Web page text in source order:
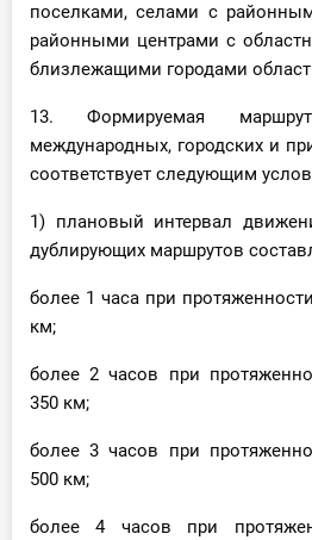
поселками, селами с
районными центрами с
близлежащими городами
13. Формируемая
международных, городских и
соответствует следующим
1) плановый интервал
дублирующих маршрутов
более 1 часа при
км;
более 2 часов при
350 км;
более 3 часов при
500 км;
более 4 часов при